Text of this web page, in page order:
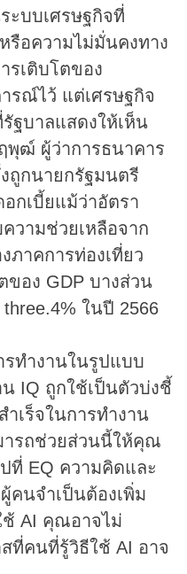
ะบบเศรษฐกิจที่
รือความไม่มั่นคงทาง
รเติบโตของ
รณ์ไว้ แต่เศรษฐกิจ
ฐบาลแสดงให้เห็น
พุฒ์ ผู้ว่าการธนาคาร
ถูกนายกรัฐมนตรี
กเบี้ยแม้ว่าอัตรา
วามช่วยเหลือจาก
ภาคการท่องเที่ยว
ของ GDP บางส่วน
ในปี 2566
ทำงานในรูปแบบ
IQ ถูกใช้เป็นตัวบ่งชี้
เร็จในการทำงาน
ารถช่วยส่วนนี้ให้คุณ
ที่ EQ ความคิดและ
นจำเป็นต้องเพิ่ม
ช้ AI คุณอาจไม่
ที่คนที่รู้วิธีใช้ AI อาจ